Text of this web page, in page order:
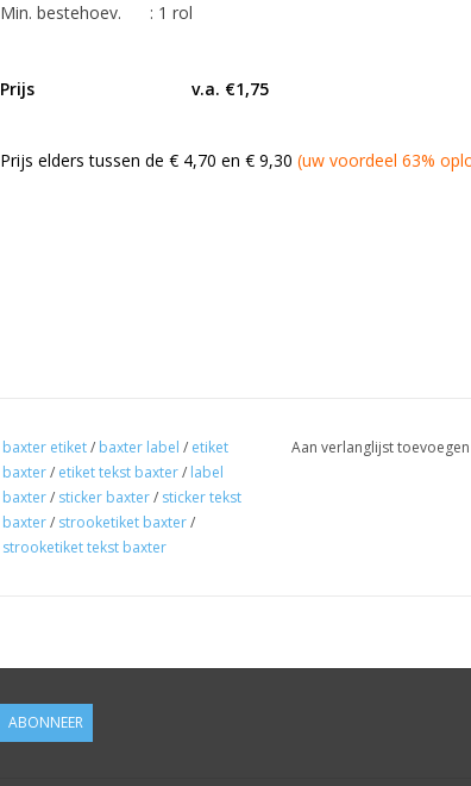
Min. bestehoev.
: 1 rol
Prijs v.a. €1,75
Prijs elders tussen de € 4,70 en € 9,30 (uw voordeel 63%
baxter etiket/ baxter label / etiket
baxter/ etiket tekst baxter/ label
baxter/ sticker baxter/ sticker tekst
baxter/ strooketiket baxter/
strooketiket tekst baxter
Aan verlanglijst toevoegen
ABONNEER